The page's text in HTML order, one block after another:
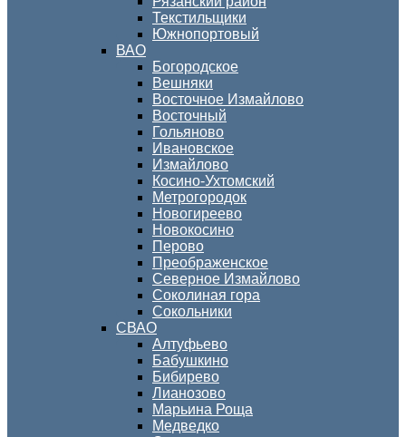
Текстильщики
Южнопортовый
ВАО
Богородское
Вешняки
Восточное Измайлово
Восточный
Гольяново
Ивановское
Измайлово
Косино-Ухтомский
Метрогородок
Новогиреево
Новокосино
Перово
Преображенское
Северное Измайлово
Соколиная гора
Сокольники
СВАО
Алтуфьево
Бабушкино
Бибирево
Лианозово
Марьина Роща
Медведко